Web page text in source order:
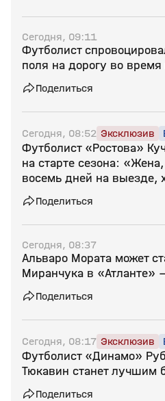
Сегодня, 09:11
Футболист
поля на дорогу во время
Поделиться
Сегодня, 08:52 Эксклюзив
Футболист «Ростова»
на старте сезона:
восемь дней на выезде,
Поделиться
Сегодня, 08:37
Альваро Мората может
Миранчука в «Атланте»
Поделиться
Сегодня, 08:17 Эксклюзив
Футболист «Динамо»
Тюкавин станет лучшим
Поделиться